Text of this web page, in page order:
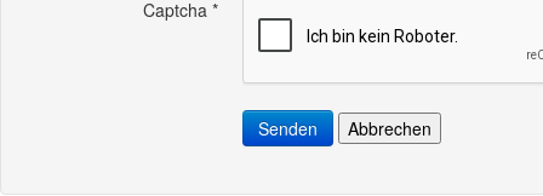
Captcha *
Senden Abbrechen